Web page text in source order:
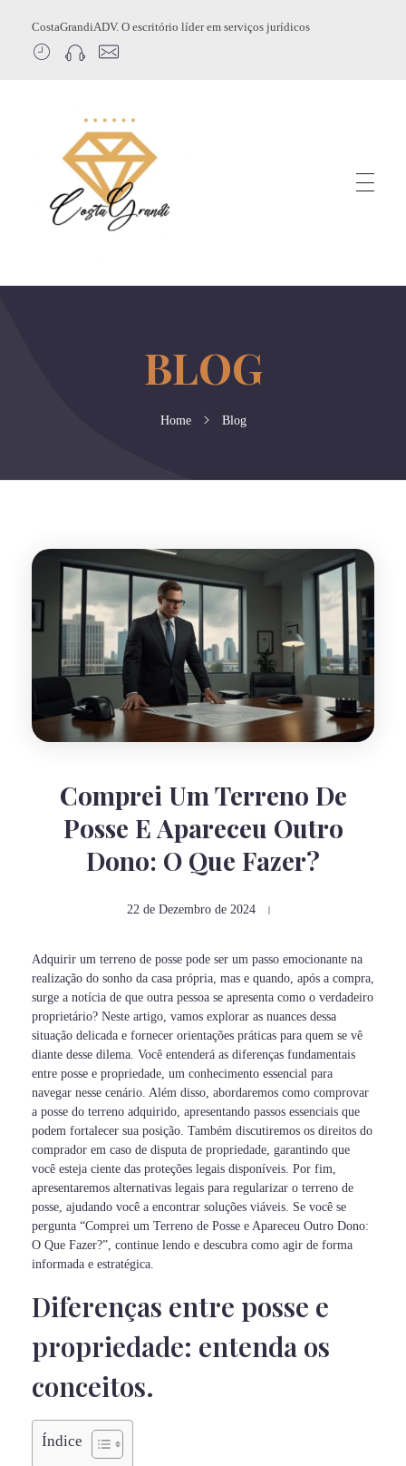
CostaGrandiADV. O escritório líder em serviços jurídicos
Home Blog
Comprei Um Terreno De
Posse E Apareceu Outro
Dono: O Que Fazer?
22 de Dezembro de 2024
Adquirir um terreno de posse pode ser um passo emocionante na
realização do sonho da casa própria, mas e quando, após a compra,
surge a notícia de que outra pessoa se apresenta como o verdadeiro
proprietário? Neste artigo, vamos explorar as nuances dessa
situação delicada e fornecer orientações práticas para quem se vê
diante desse dilema. Você entenderá as diferenças fundamentais
entre posse e propriedade, um conhecimento essencial para
navegar nesse cenário. Além disso, abordaremos como comprovar
a posse do terreno adquirido, apresentando passos essenciais que
podem fortalecer sua posição. Também discutiremos os direitos do
comprador em caso de disputa de propriedade, garantindo que
você esteja ciente das proteções legais disponíveis. Por fim,
apresentaremos alternativas legais para regularizar o terreno de
posse, ajudando você a encontrar soluções viáveis. Se você se
pergunta “Comprei um Terreno de Posse e Apareceu Outro Dono:
O Que Fazer?”, continue lendo e descubra como agir de forma
informada e estratégica.
Diferenças entre posse e
propriedade: entenda os
conceitos.
Índice